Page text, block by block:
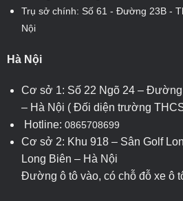
Trụ sở chính: Số 61 - Đường 23B -
Nội
Hà Nội
Cơ sở 1: Số 22 Ngõ 24 –
– Hà Nội ( Đối diện trường
Hotline: 0865708699
Cơ sở 2: Khu 918 – Sân Golf
Long Biên – Hà Nội
Đường ô tô vào, có chỗ đỗ xe ô